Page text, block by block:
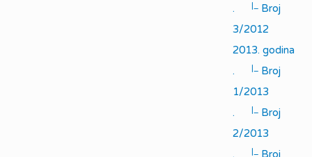
.
|_ Broj
3/2012
2013. godina
.
|_ Broj
1/2013
.
|_ Broj
2/2013
.
|_ Broj